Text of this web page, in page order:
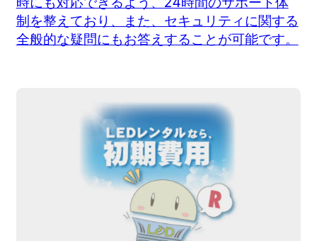
制を整えており、また、セキュリティに関する
全般的な疑問にもお答えすることが可能です。